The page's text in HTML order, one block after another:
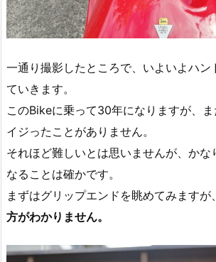
一通り撮影したところで、いよいよハン
ていきます。
このBikeに乗って30年になりますが、
イジったことがありません。
それほど難しいとは思いませんが、かな
なることは確かです。
まずはグリップエンドを眺めてみますが、
方がわかりません。